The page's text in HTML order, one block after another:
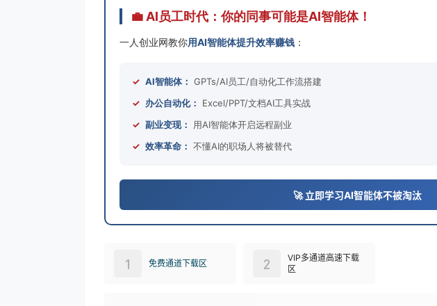
💼 AI员工时代：你的同事可能是AI智能体！
一人创业网教你用AI智能体提升效率赚钱 ：
✓ AI智能体： GPTs/AI员工/自动化工作流搭建
✓ 办公自动化：
Excel/PPT/文档AI工具实战
✓ 副业变现：
用AI智能体开启远程副业
✓ 效率革命： 不懂AI的职场人将被替代
🚀 立即学习AI智能体不被淘汰
免费通道下载区
1
VIP多通道高速下载
区
2